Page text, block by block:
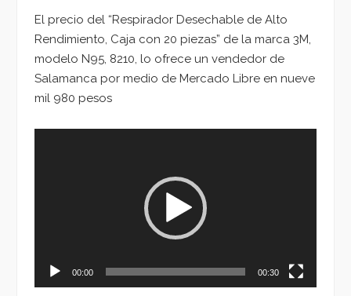
El precio del “Respirador Desechable de Alto
Rendimiento, Caja con 20 piezas” de la marca 3M,
modelo N95, 8210, lo ofrece un vendedor de
Salamanca por medio de Mercado Libre en nueve
mil 980 pesos
00:00 00:30